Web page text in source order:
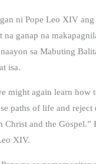
ni Pope Leo XIV ang
na ganap na
sa Mabuting
isa.
might again learn how
paths of life and reject
Christ and the Gospel.”
XIV.